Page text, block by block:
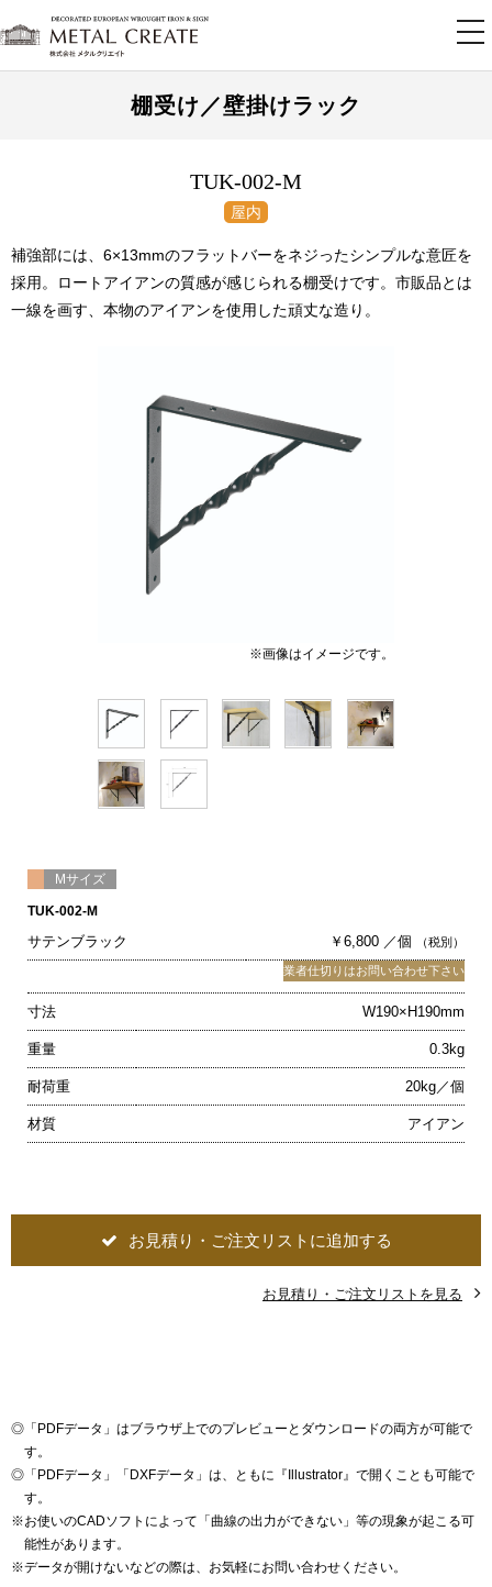
棚受け／壁掛けラック
TUK-002-M
補強部には、6×13mmのフラットバーをネジったシンプルな意匠を
採用。ロートアイアンの質感が感じられる棚受けです。市販品とは
一線を画す、本物のアイアンを使用した頑丈な造り。
※画像はイメージです。
Mサイズ
TUK-002-M
サテンブラック ￥6,800 ／個 （税別）
業者仕切りはお問い合わせ下さい
寸法 W190×H190mm
重量 0.3kg
耐荷重 20kg／個
材質 アイアン
お見積り・ご注文リストに追加する
お見積り・ご注文リストを見る
◎ 「PDFデータ」はブラウザ上でのプレビューとダウンロードの両方が可能で
す。
◎ 「PDFデータ」「DXFデータ」は、ともに『Illustrator』で開くことも可能で
す。
※お使いのCADソフトによって「曲線の出力ができない」等の現象が起こる可
能性があります。
※データが開けないなどの際は、お気軽にお問い合わせください。